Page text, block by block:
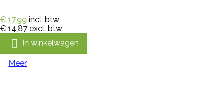
€ 17,99 incl. btw
€ 14,87 excl. btw
 In winkelwagen
Meer